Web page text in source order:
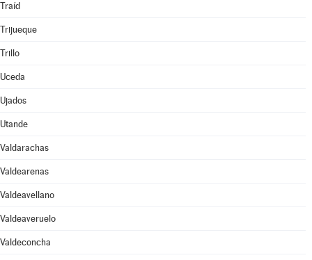
Traíd
Trijueque
Trillo
Uceda
Ujados
Utande
Valdarachas
Valdearenas
Valdeavellano
Valdeaveruelo
Valdeconcha